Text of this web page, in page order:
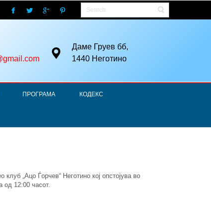
Даме Груев бб,
1440 Неготино
ПРОГРАМА КОДЕКС
„Ацо Ѓорчев“ Неготино кој опстојува во
12:00 часот.